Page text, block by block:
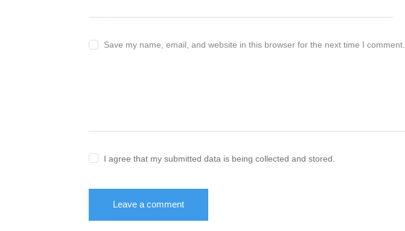
Save my name, email, and website in this browser for the next time I comment.
I agree that my submitted data is being collected and stored.